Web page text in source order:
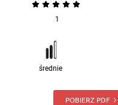
1
średnie
POBIERZ PDF